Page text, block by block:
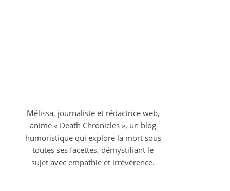
Mélissa, journaliste et rédactrice web,
anime « Death Chronicles », un blog
humoristique qui explore la mort sous
toutes ses facettes, démystifiant le
sujet avec empathie et irrévérence.